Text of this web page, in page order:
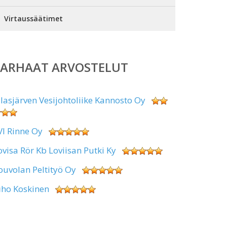
Virtaussäätimet
ARVOSTELUT
Vesijohtoliike Kannosto Oy
Rinne Oy
Rör Kb Loviisan Putki Ky
Peltityö Oy
Koskinen